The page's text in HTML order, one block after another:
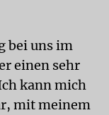
bei uns im
einen sehr
kann mich
mit meinem